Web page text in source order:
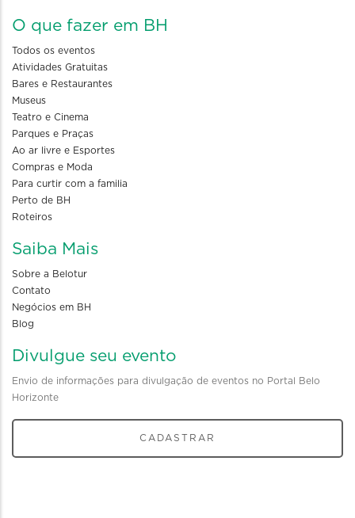
O que fazer em BH
Todos os eventos
Atividades Gratuitas
Bares e Restaurantes
Museus
Teatro e Cinema
Parques e Praças
Ao ar livre e Esportes
Compras e Moda
Para curtir com a familia
Perto de BH
Roteiros
Saiba Mais
Sobre a Belotur
Contato
Negócios em BH
Blog
Divulgue seu evento
Envio de informações para divulgação de eventos no Portal Belo
Horizonte
CADASTRAR